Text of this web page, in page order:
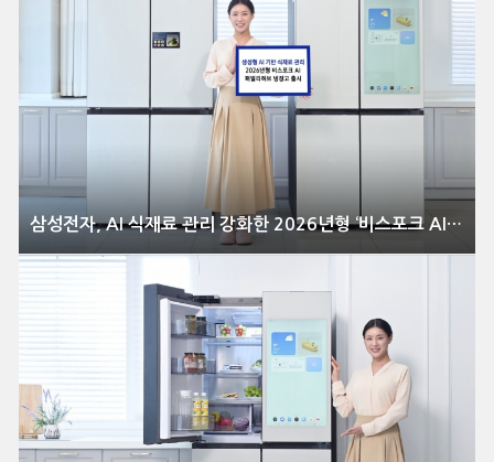
삼성전자, AI 식재료 관리 강화한 2026년형 ‘비스포크 AI 패밀리허브’ 냉장고 출시